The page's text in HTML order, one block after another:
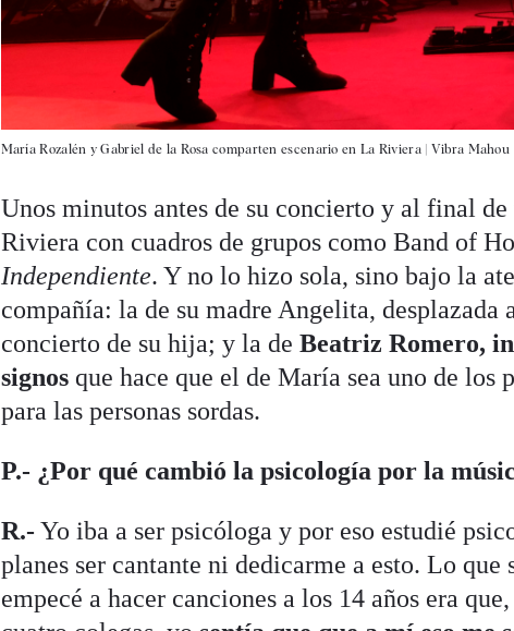
María Rozalén y Gabriel de la Rosa comparten escenario en La Riviera | Vibra Mahou
Unos minutos antes de su concierto y al final
Riviera con cuadros de grupos como Band of
Independiente. Y no lo hizo sola, sino bajo la
compañía: la de su madre Angelita, desplazada
concierto de su hija; y la de Beatriz Romero,
signosque hace que el de María sea uno de los
para las personas sordas.
P.- ¿Por qué cambió la psicología por la
R.-Yo iba a ser psicóloga y por eso estudié
planes ser cantante ni dedicarme a esto. Lo
empecé a hacer canciones a los 14 años era